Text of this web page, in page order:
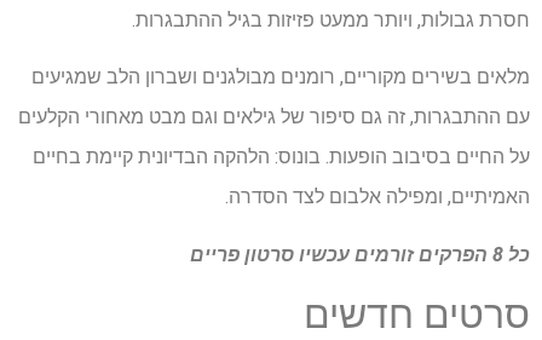
חסרת גבולות, ויותר ממעט פזיזות בגיל ההתבגרות.
מלאים בשירים מקוריים, רומנים מבולגנים ושברון הלב שמגיעים
עם ההתבגרות, זה גם סיפור של גילאים וגם מבט מאחורי הקלעים
על החיים בסיבוב הופעות. בונוס: הלהקה הבדיונית קיימת בחיים
האמיתיים, ומפילה אלבום לצד הסדרה.
כל 8 הפרקים זורמים עכשיו סרטון פריים
סרטים חדשים